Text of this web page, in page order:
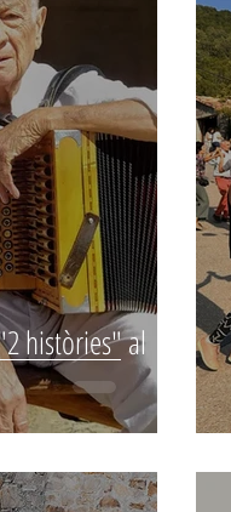
històries" al